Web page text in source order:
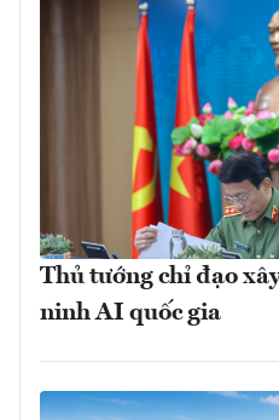
Thủ tướng chỉ đạo
ninh AI quốc gia